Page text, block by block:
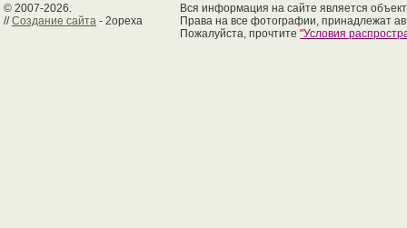
© 2007-2026.
//Создание сайта - 2opexa
Вся информация на сайте является
Права на все фотографии, принадлежат
Пожалуйста, прочтите "Условия